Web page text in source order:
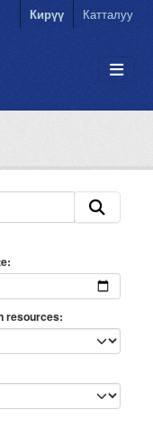
Кирүү Катталуу
resources